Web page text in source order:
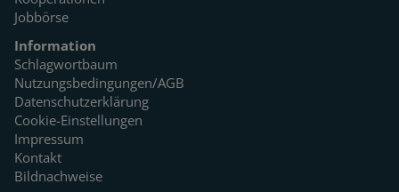
Jobbörse
Information
Schlagwortbaum
Nutzungsbedingungen/AGB
Datenschutzerklärung
Cookie-Einstellungen
Impressum
Kontakt
Bildnachweise